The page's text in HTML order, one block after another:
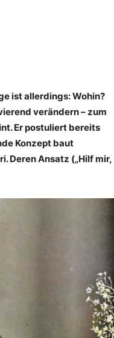
ist allerdings: Wohin?
verändern – zum
Er postuliert bereits
Konzept baut
Deren Ansatz („Hilf mir,